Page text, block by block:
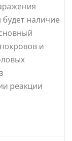
наличие
и
реакции